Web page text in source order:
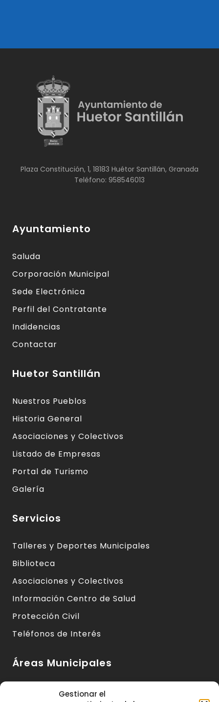
Gestionar el
Plaza Constitución, 1, 18183 Huétor Santillán, Granada
Teléfono: 958546013
Ayuntamiento
Saluda
Corporación Municipal
Sede Electrónica
Perfil del Contratante
Indidencias
Contactar
Huetor Santillán
Nuestros Pueblos
Historia General
Asociaciones y Colectivos
Listado de Empresas
Portal de Turismo
Galería
Servicios
Talleres y Deportes Municipales
Biblioteca
Asociaciones y Colectivos
Información Centro de Salud
Protección Civil
Teléfonos de Interés
Áreas Municipales
Urbanismo y Vivienda